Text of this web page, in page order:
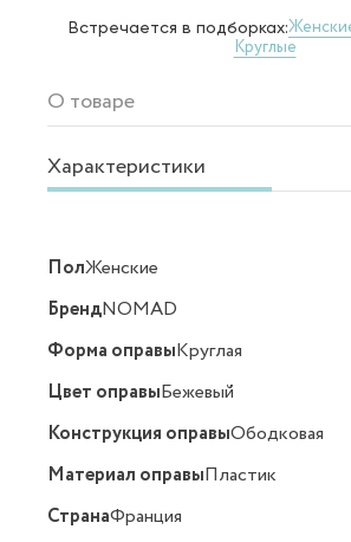
Встречается в подборках:
Круглые
О товаре
Характеристики
ПолЖенские
БрендNOMAD
Форма оправыКруглая
Цвет оправыБежевый
Конструкция оправыОбодковая
Материал оправыПластик
СтранаФранция